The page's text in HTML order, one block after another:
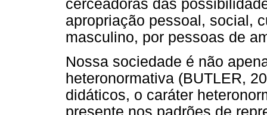
cerceadoras das
apropriação pessoal, social,
masculino, por pessoas de
Nossa sociedade é não
heteronormativa (BUTLER,
didáticos, o caráter
presente nos padrões de